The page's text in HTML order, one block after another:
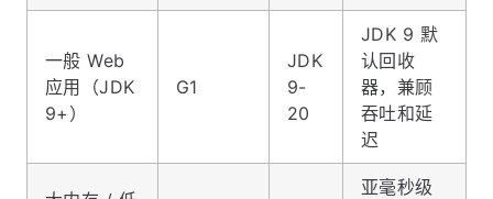
一般 Web
应用（JDK
9+）
G1
JDK
9-
20
JDK 9 默
认回收
器，兼顾
吞吐和延
迟
亚毫秒级